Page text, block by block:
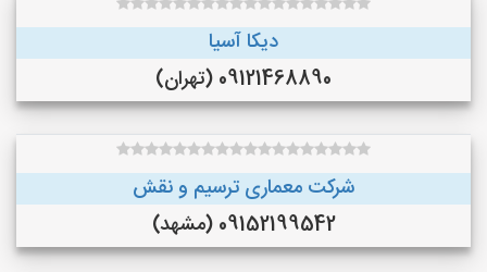
دیکا آسیا
09121468890 (تهران)
شرکت معماری ترسیم و نقش
09152199542 (مشهد)